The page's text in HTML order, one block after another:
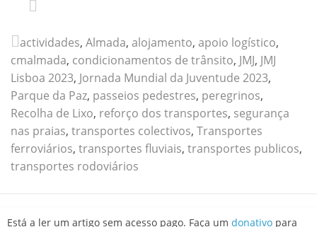
actividades, Almada, alojamento, apoio logístico,
cmalmada, condicionamentos de trânsito, JMJ, JMJ
Lisboa 2023, Jornada Mundial da Juventude 2023,
Parque da Paz, passeios pedestres, peregrinos,
Recolha de Lixo, reforço dos transportes, segurança
nas praias, transportes colectivos, Transportes
ferroviários, transportes fluviais, transportes publicos,
transportes rodoviários
Está a ler um artigo sem acesso pago. Faça um donativo para